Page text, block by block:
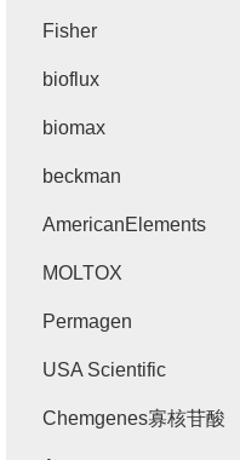
Fisher
bioflux
biomax
beckman
AmericanElements
MOLTOX
Permagen
USA Scientific
Chemgenes寡核苷酸